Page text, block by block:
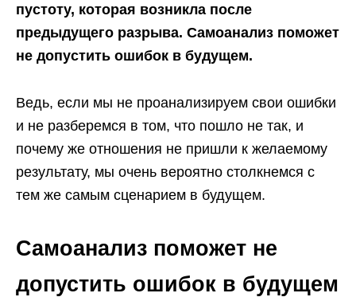
пустоту, которая возникла после
предыдущего разрыва. Самоанализ поможет
не допустить ошибок в будущем.
Ведь, если мы не проанализируем свои ошибки
и не разберемся в том, что пошло не так, и
почему же отношения не пришли к желаемому
результату, мы очень вероятно столкнемся с
тем же самым сценарием в будущем.
Самоанализ поможет не
допустить ошибок в будущем